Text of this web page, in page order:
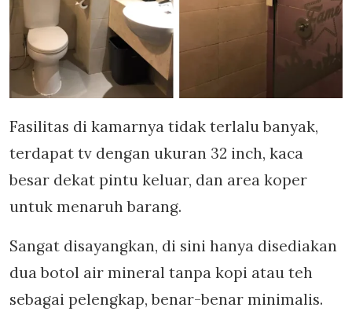
Fasilitas di kamarnya tidak terlalu banyak,
terdapat tv dengan ukuran 32 inch, kaca
besar dekat pintu keluar, dan area koper
untuk menaruh barang.
Sangat disayangkan, di sini hanya disediakan
dua botol air mineral tanpa kopi atau teh
sebagai pelengkap, benar-benar minimalis.